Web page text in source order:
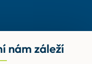
nám záleží